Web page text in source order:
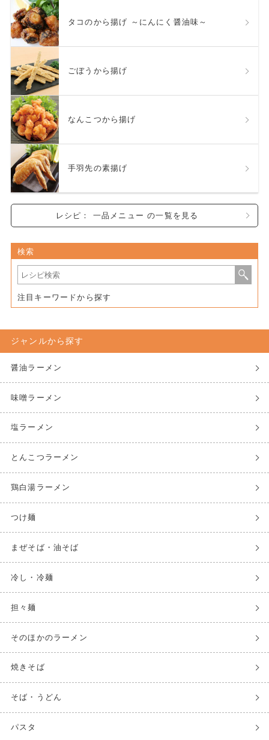
タコのから揚げ ～にんにく醤油味～
ごぼうから揚げ
なんこつから揚げ
手羽先の素揚げ
レシピ： 一品メニュー の一覧を見る
検索
注目キーワードから探す
ジャンルから探す
醤油ラーメン
味噌ラーメン
塩ラーメン
とんこつラーメン
鶏白湯ラーメン
つけ麺
まぜそば・油そば
冷し・冷麺
担々麺
そのほかのラーメン
焼きそば
そば・うどん
パスタ